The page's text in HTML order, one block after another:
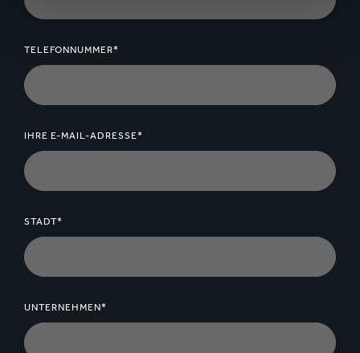
TELEFONNUMMER*
IHRE E-MAIL-ADRESSE*
STADT*
UNTERNEHMEN*